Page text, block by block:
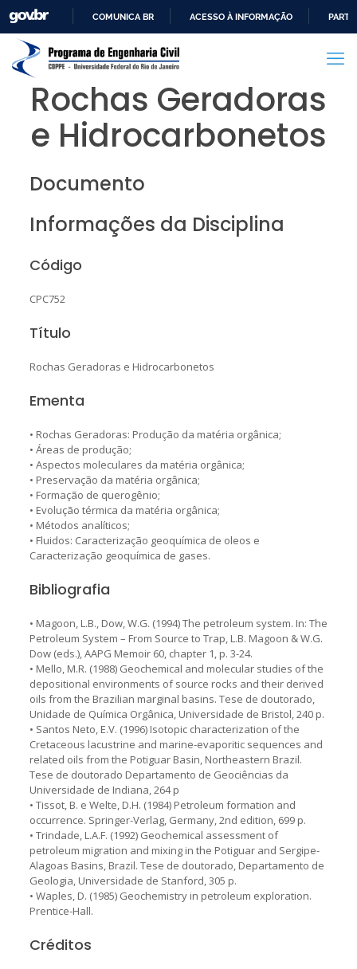
PARA
CONTEÚDO
COMUNICA BR ACESSO À INFORMAÇÃO
Rochas Geradoras
e Hidrocarbonetos
Documento
Informações da Disciplina
Código
CPC752
Título
Rochas Geradoras e Hidrocarbonetos
Ementa
• Rochas Geradoras: Produção da matéria orgânica;
• Áreas de produção;
• Aspectos moleculares da matéria orgânica;
• Preservação da matéria orgânica;
• Formação de querogênio;
• Evolução térmica da matéria orgânica;
• Métodos analíticos;
• Fluidos: Caracterização geoquímica de oleos e
Caracterização geoquímica de gases.
Bibliografia
• Magoon, L.B., Dow, W.G. (1994) The petroleum system. In: The
Petroleum System – From Source to Trap, L.B. Magoon & W.G.
Dow (eds.), AAPG Memoir 60, chapter 1, p. 3-24.
• Mello, M.R. (1988) Geochemical and molecular studies of the
depositional environments of source rocks and their derived
oils from the Brazilian marginal basins. Tese de doutorado,
Unidade de Química Orgânica, Universidade de Bristol, 240 p.
• Santos Neto, E.V. (1996) Isotopic characterization of the
Cretaceous lacustrine and marine-evaporitic sequences and
related oils from the Potiguar Basin, Northeastern Brazil.
Tese de doutorado Departamento de Geociências da
Universidade de Indiana, 264 p
• Tissot, B. e Welte, D.H. (1984) Petroleum formation and
occurrence. Springer-Verlag, Germany, 2nd edition, 699 p.
• Trindade, L.A.F. (1992) Geochemical assessment of
petroleum migration and mixing in the Potiguar and Sergipe-
Alagoas Basins, Brazil. Tese de doutorado, Departamento de
Geologia, Universidade de Stanford, 305 p.
• Waples, D. (1985) Geochemistry in petroleum exploration.
Prentice-Hall.
Créditos